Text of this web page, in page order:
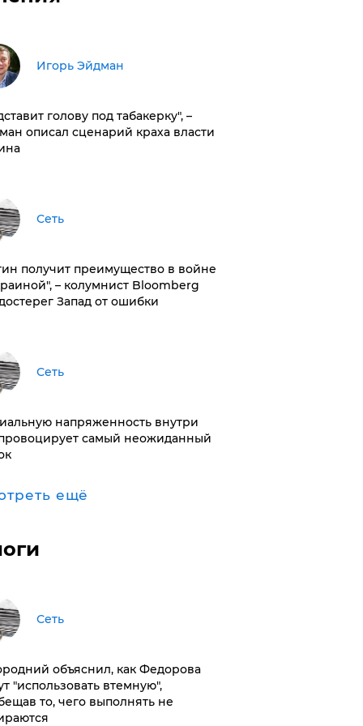
Игорь Эйдман
голову под табакерку", –
описал сценарий краха власти
Сеть
получит преимущество в войне
– колумнист Bloomberg
Запад от ошибки
Сеть
напряженность внутри
самый неожиданный
ещё
Сеть
объяснил, как Федорова
"использовать втемную",
то, чего выполнять не